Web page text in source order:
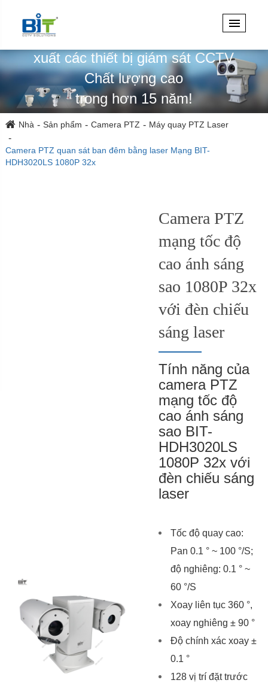
Chuyên thiết kế, kỹ thuật & sản
xuất các thiết bị giám sát CCTV
Chất lượng cao
trong hơn 15 năm!
Nhà Sản phẩm Camera PTZ Máy quay PTZ Laser
Camera PTZ quan sát ban đêm bằng laser Mạng BIT-
HDH3020LS 1080P 32x
Camera PTZ
mạng tốc độ
cao ánh sáng
sao 1080P 32x
với đèn chiếu
sáng laser
Tính năng của
camera PTZ
mạng tốc độ
cao ánh sáng
sao BIT-
HDH3020LS
1080P 32x với
đèn chiếu sáng
laser
Tốc độ quay cao:
Pan 0.1 ° ~ 100 °/S;
độ nghiêng: 0.1 ° ~
60 °/S
Xoay liên tục 360 °,
xoay nghiêng ± 90 °
Độ chính xác xoay ±
0.1 °
128 vị trí đặt trước